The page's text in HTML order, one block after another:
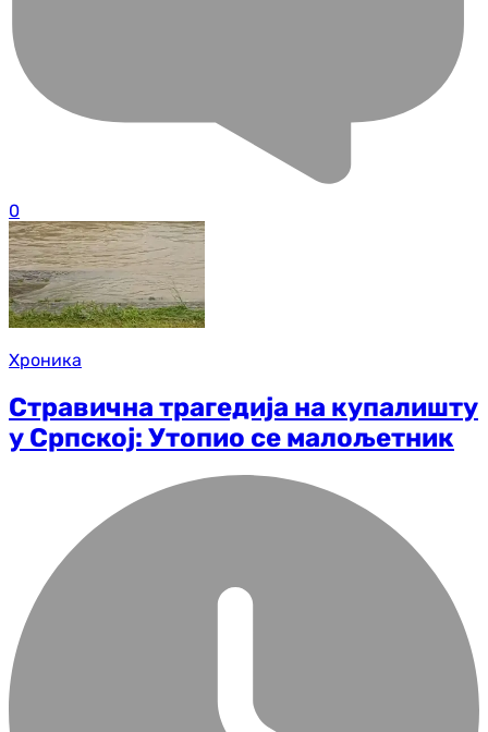
0
Хроника
Стравична трагедија на купалишту
у Српској: Утопио се малољетник